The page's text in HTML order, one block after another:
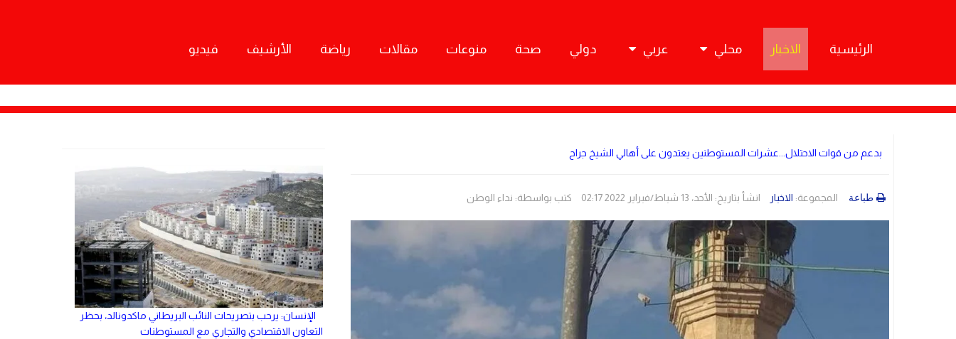
الرئيسية الاخبار محلي عربي دولي صحة منوعات مقالات رياضة الأرشيف فيديو
بدعم من قوات الاحتلال...عشرات المستوطنين يعتدون على أهالي الشيخ جراح
المجموعة: الاخبار انشأ بتاريخ: الأحد، 13 شباط/فبراير 2022 02:17 كتب بواسطة: نداء الوطن طباعة
الإنسان: يرحب بتصريحات النائب البريطاني ماكدونالد، بحظر
التعاون الاقتصادي والتجاري مع المستوطنات